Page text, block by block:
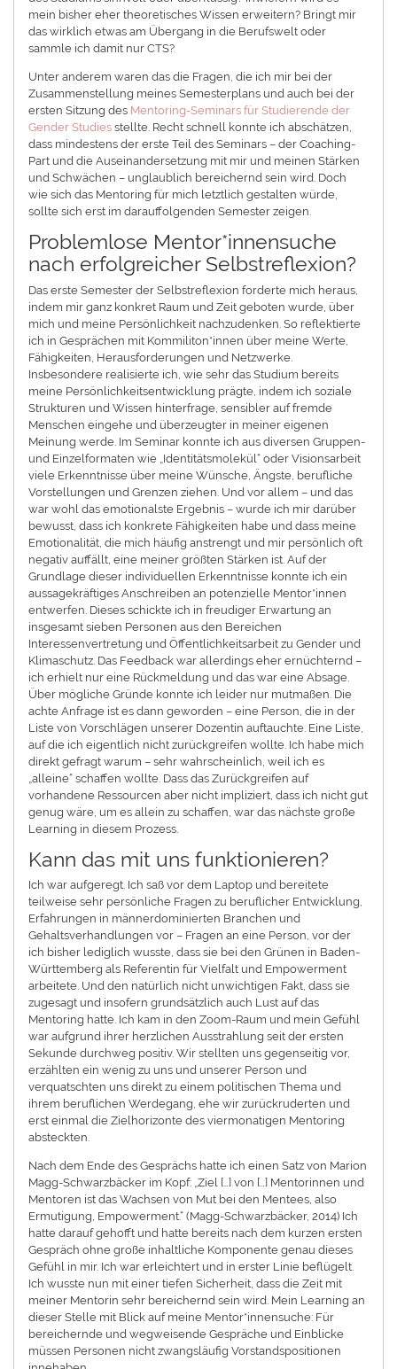
mein bisher eher theoretisches Wissen erweitern? Bringt mir
das wirklich etwas am Übergang in die Berufswelt oder
sammle ich damit nur CTS?
Unter anderem waren das die Fragen, die ich mir bei der
Zusammenstellung meines Semesterplans und auch bei der
ersten Sitzung des Mentoring-Seminars für Studierende der
Gender Studies stellte. Recht schnell konnte ich abschätzen,
dass mindestens der erste Teil des Seminars – der Coaching-
Part und die Auseinandersetzung mit mir und meinen Stärken
und Schwächen – unglaublich bereichernd sein wird. Doch
wie sich das Mentoring für mich letztlich gestalten würde,
sollte sich erst im darauffolgenden Semester zeigen.
Problemlose Mentor*innensuche
nach erfolgreicher Selbstreflexion?
Das erste Semester der Selbstreflexion forderte mich heraus,
indem mir ganz konkret Raum und Zeit geboten wurde, über
mich und meine Persönlichkeit nachzudenken. So reflektierte
ich in Gesprächen mit Kommiliton*innen über meine Werte,
Fähigkeiten, Herausforderungen und Netzwerke.
Insbesondere realisierte ich, wie sehr das Studium bereits
meine Persönlichkeitsentwicklung prägte, indem ich soziale
Strukturen und Wissen hinterfrage, sensibler auf fremde
Menschen eingehe und überzeugter in meiner eigenen
Meinung werde. Im Seminar konnte ich aus diversen Gruppen-
und Einzelformaten wie „Identitätsmolekül“ oder Visionsarbeit
viele Erkenntnisse über meine Wünsche, Ängste, berufliche
Vorstellungen und Grenzen ziehen. Und vor allem – und das
war wohl das emotionalste Ergebnis – wurde ich mir darüber
bewusst, dass ich konkrete Fähigkeiten habe und dass meine
Emotionalität, die mich häufig anstrengt und mir persönlich oft
negativ auffällt, eine meiner größten Stärken ist. Auf der
Grundlage dieser individuellen Erkenntnisse konnte ich ein
aussagekräftiges Anschreiben an potenzielle Mentor*innen
entwerfen. Dieses schickte ich in freudiger Erwartung an
insgesamt sieben Personen aus den Bereichen
Interessenvertretung und Öffentlichkeitsarbeit zu Gender und
Klimaschutz. Das Feedback war allerdings eher ernüchternd –
ich erhielt nur eine Rückmeldung und das war eine Absage.
Über mögliche Gründe konnte ich leider nur mutmaßen. Die
achte Anfrage ist es dann geworden – eine Person, die in der
Liste von Vorschlägen unserer Dozentin auftauchte. Eine Liste,
auf die ich eigentlich nicht zurückgreifen wollte. Ich habe mich
direkt gefragt warum – sehr wahrscheinlich, weil ich es
„alleine“ schaffen wollte. Dass das Zurückgreifen auf
vorhandene Ressourcen aber nicht impliziert, dass ich nicht gut
genug wäre, um es allein zu schaffen, war das nächste große
Learning in diesem Prozess.
Kann das mit uns funktionieren?
Ich war aufgeregt. Ich saß vor dem Laptop und bereitete
teilweise sehr persönliche Fragen zu beruflicher Entwicklung,
Erfahrungen in männerdominierten Branchen und
Gehaltsverhandlungen vor – Fragen an eine Person, vor der
ich bisher lediglich wusste, dass sie bei den Grünen in Baden-
Württemberg als Referentin für Vielfalt und Empowerment
arbeitete. Und den natürlich nicht unwichtigen Fakt, dass sie
zugesagt und insofern grundsätzlich auch Lust auf das
Mentoring hatte. Ich kam in den Zoom-Raum und mein Gefühl
war aufgrund ihrer herzlichen Ausstrahlung seit der ersten
Sekunde durchweg positiv. Wir stellten uns gegenseitig vor,
erzählten ein wenig zu uns und unserer Person und
verquatschten uns direkt zu einem politischen Thema und
ihrem beruflichen Werdegang, ehe wir zurückruderten und
erst einmal die Zielhorizonte des viermonatigen Mentoring
absteckten.
Nach dem Ende des Gesprächs hatte ich einen Satz von Marion
Magg-Schwarzbäcker im Kopf: „Ziel […] von […] Mentorinnen und
Mentoren ist das Wachsen von Mut bei den Mentees, also
Ermutigung, Empowerment.“ (Magg-Schwarzbäcker, 2014) Ich
hatte darauf gehofft und hatte bereits nach dem kurzen ersten
Gespräch ohne große inhaltliche Komponente genau dieses
Gefühl in mir. Ich war erleichtert und in erster Linie beflügelt.
Ich wusste nun mit einer tiefen Sicherheit, dass die Zeit mit
meiner Mentorin sehr bereichernd sein wird. Mein Learning an
dieser Stelle mit Blick auf meine Mentor*innensuche: Für
bereichernde und wegweisende Gespräche und Einblicke
müssen Personen nicht zwangsläufig Vorstandspositionen